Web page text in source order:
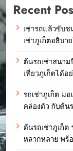
Recent
เช่ารถแล้วขับช
เช่าภูเก็ตอธิบา
ต้นรถเช่าสนาม
เที่ยวภูเก็ตได้อ
รถเช่าภูเก็ต มอ
คล่องตัว กับต้น
ต้นรถเช่าภูเก็ต
หลากหลาย พร้